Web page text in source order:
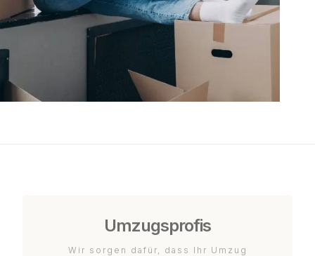
Umzugsprofis
Wir sorgen dafür, dass Ihr Umzug